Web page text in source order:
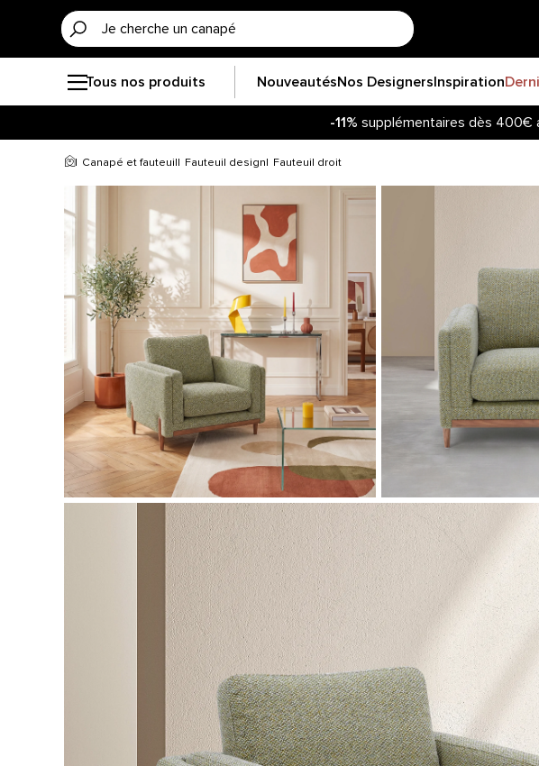
Tous nos produits NouveautésNos DesignersInspiration
-11% supplémentaires dès 400€
Canapé et fauteuil Fauteuil design Fauteuil droit